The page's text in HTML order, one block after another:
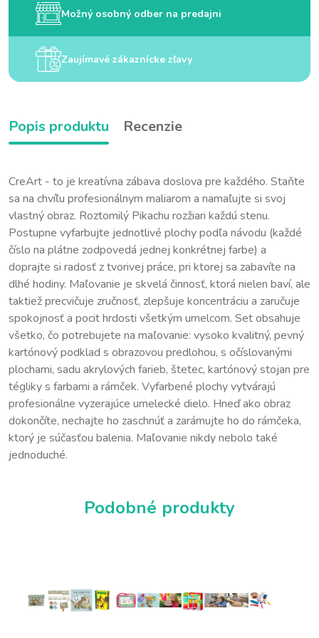
Možný osobný odber na predajni
Zaujímavé zákaznícke zľavy
Popis produktu Recenzie
CreArt - to je kreatívna zábava doslova pre každého. Staňte
sa na chvíľu profesionálnym maliarom a namaľujte si svoj
vlastný obraz. Roztomilý Pikachu rozžiari každú stenu.
Postupne vyfarbujte jednotlivé plochy podľa návodu (každé
číslo na plátne zodpovedá jednej konkrétnej farbe) a
doprajte si radosť z tvorivej práce, pri ktorej sa zabavíte na
dlhé hodiny. Maľovanie je skvelá činnosť, ktorá nielen baví, ale
taktiež precvičuje zručnosť, zlepšuje koncentráciu a zaručuje
spokojnosť a pocit hrdosti všetkým umelcom. Set obsahuje
všetko, čo potrebujete na maľovanie: vysoko kvalitný, pevný
kartónový podklad s obrazovou predlohou, s očíslovanými
plochami, sadu akrylových farieb, štetec, kartónový stojan pre
tégliky s farbami a rámček. Vyfarbené plochy vytvárajú
profesionálne vyzerajúce umelecké dielo. Hneď ako obraz
dokončíte, nechajte ho zaschnúť a zarámujte ho do rámčeka,
ktorý je súčasťou balenia. Maľovanie nikdy nebolo také
jednoduché.
Podobné produkty